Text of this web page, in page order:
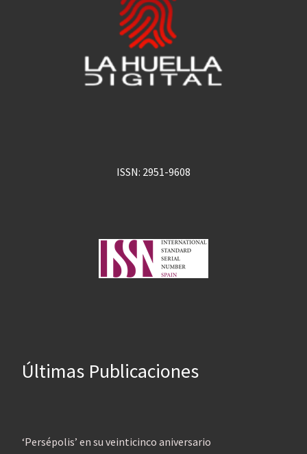
ISSN: 2951-9608
Últimas Publicaciones
‘Persépolis’ en su veinticinco aniversario